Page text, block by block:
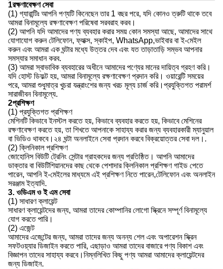
1রক্ষণাবেক্ষণ সেবা
(1) গ্যারান্টিঃ আপনি পণ্যটি কিনেছেন তার 1 বছর পরে, যদি কোনও ত্রুটি থাকে তবে
আমরা বিনামূল্যে রক্ষণাবেক্ষণ পরিষেবা সরবরাহ করব।
(2) আপনি যদি আমাদের পণ্য ব্যবহার করার সময় কোন সমস্যা আছে, আমাদের সাথে
যোগাযোগ করুন টেলিফোন, ফ্যাক্স, স্কাইপ, WhatsApp,ভাইবার বা ই-মেইল
করুন এবং আমরা এক ঘন্টার মধ্যে উত্তর দেব এবং যত তাড়াতাড়ি সম্ভব আপনার
সমস্যার সমাধান করব.
(3) আমরা স্বাভাবিক ব্যবহারের অধীনে আমাদের পণ্যের মানের দায়িত্ব গ্রহণ করি।
যদি হোস্ট ডিফল্ট হয়, আমরা বিনামূল্যে রক্ষণাবেক্ষণ প্রদান করি। ওয়ারেন্টি সময়ের
পরে, আমরা শুধুমাত্র খুচরা যন্ত্রাংশের জন্য খরচ মূল্য চার্জ করি।প্রযুক্তিগত পরামর্শ
সারাজীবন বিনামূল্যে.
2প্রশিক্ষণ
(1) প্রযুক্তিগত প্রশিক্ষণ
মেশিনটি কিভাবে ইনস্টল করতে হয়, কিভাবে ব্যবহার করতে হয়, কিভাবে মেশিনের
রক্ষণাবেক্ষণ করতে হয়, তা শিখতে আপনাকে সাহায্য করার জন্য ব্যবহারকারী ম্যানুয়াল
বা ভিডিও থাকবে।২৪ ঘন্টা অনলাইনে সেবা প্রদান করবে বিক্রয়োত্তর সেবা দল।.
(2) ক্লিনিকাল প্রশিক্ষণ
জোহোনিস বিউটি ট্রেনিং সেন্টার গ্রাহকদের জন্য প্রতিষ্ঠিত। আপনি আমাদের
ডাক্তার বা বিউটিশিয়ানদের কাছ থেকে পেশাদার ক্লিনিকাল প্রশিক্ষণ গাইড পেতে
পারেন, আপনি ই-মেইলের মাধ্যমে এই প্রশিক্ষণ নিতে পারেন,টেলিফোন এবং অনলাইন
সরঞ্জাম ইত্যাদি.
3. ওডিএম ও ই এম সেবা
(1) সাধারণ ক্লায়েন্ট
সাধারণ ক্লায়েন্টদের জন্য, আমরা তাদের কোম্পানির লোগো স্ক্রিনে সম্পূর্ণ বিনামূল্যে
যোগ করতে পারি।
(2) এজেন্ট
আমাদের এজেন্টের জন্য, আমরা তাদের জন্য অনন্য শেল এবং অপারেশন স্ক্রিন
সফটওয়্যার ডিজাইন করতে পারি, এছাড়াও আমরা তাদের বাজারে পণ্য বিকাশ এবং
বিজ্ঞাপন তাদের সাহায্য করবে।নিম্নলিখিত কিছু পণ্য আমরা আমাদের ক্লায়েন্টদের
জন্য ডিজাইন.